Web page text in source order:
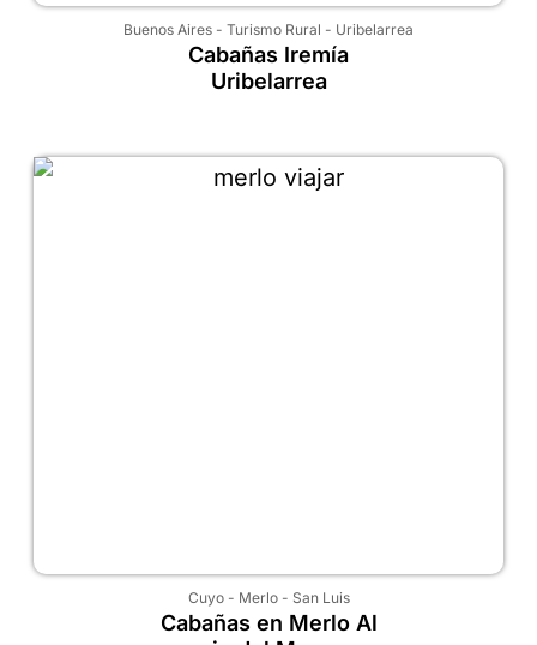
Buenos Aires - Turismo Rural - Uribelarrea
Cabañas Iremía
Uribelarrea
Cuyo- Merlo- San Luis
Cabañas en Merlo Al